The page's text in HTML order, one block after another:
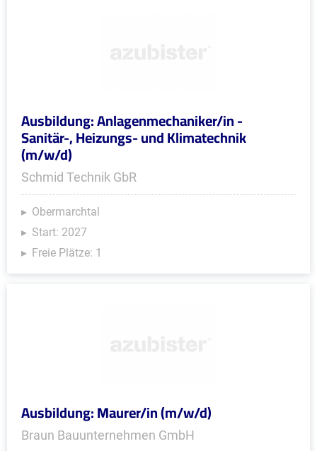
Ausbildung: Anlagenmechaniker/in -
Sanitär-, Heizungs- und Klimatechnik
(m/w/d)
Schmid Technik GbR
Obermarchtal
Start: 2027
Freie Plätze: 1
Ausbildung: Maurer/in (m/w/d)
Braun Bauunternehmen GmbH